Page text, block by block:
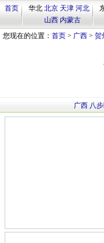
首页 华北 北京 天津 河北
山西 内蒙古
您现在的位置： 首页 > 广西 > 贺
广西 八